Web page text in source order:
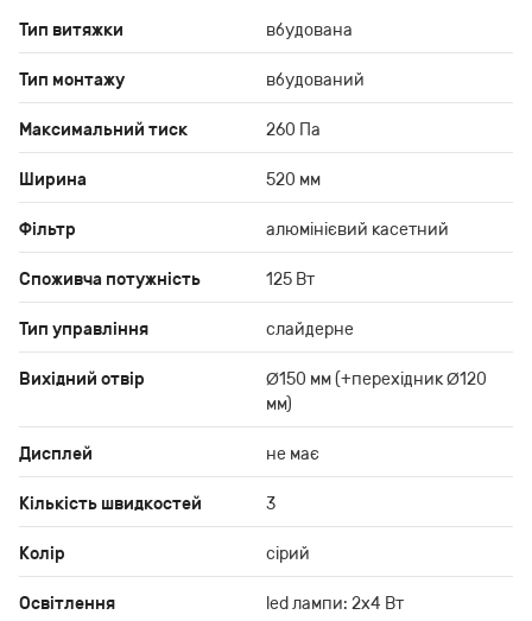
Тип витяжки вбудована
Тип монтажу вбудований
Максимальний тиск 260 Па
Ширина 520 мм
Фільтр алюмінієвий касетний
Споживча потужність 125 Вт
Тип управління слайдерне
Вихідний отвір
Ø150 мм (+перехідник Ø120
мм)
Дисплей не має
Кількість швидкостей 3
Колір сірий
Освітлення led лампи: 2х4 Вт